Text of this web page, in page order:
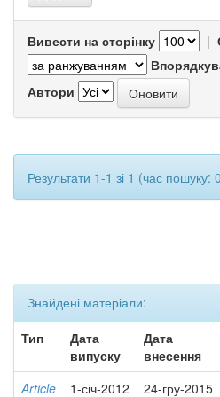
Вивести на сторінку |
Автори
Результати 1-1 зі 1 (час пошуку:
Знайдені матеріали:
Тип
Дата
випуску
Дата
внесення
Article 1-січ-2012 24-гру-2015